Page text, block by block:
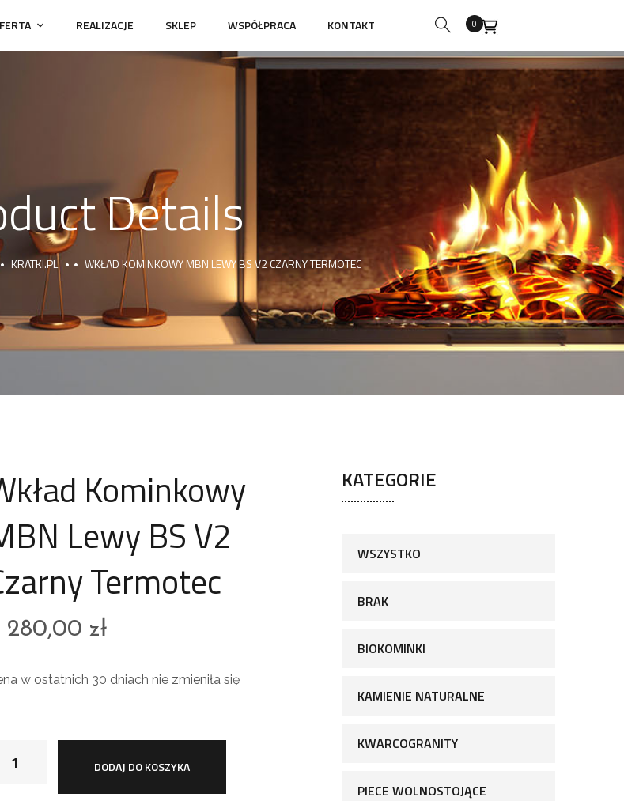
REALIZACJE SKLEP WSPÓŁPRACA KONTAKT 0
Details
KRATKI.PL WKŁAD KOMINKOWY MBN LEWY BS V2 CZARNY TERMOTEC
Kominkowy
Lewy BS V2
Termotec
280,00zł
w ostatnich 30 dniach nie zmieniła się
DODAJ DO KOSZYKA
KATEGORIE
WSZYSTKO
BRAK
BIOKOMINKI
KAMIENIE NATURALNE
KWARCOGRANITY
PIECE WOLNOSTOJĄCE